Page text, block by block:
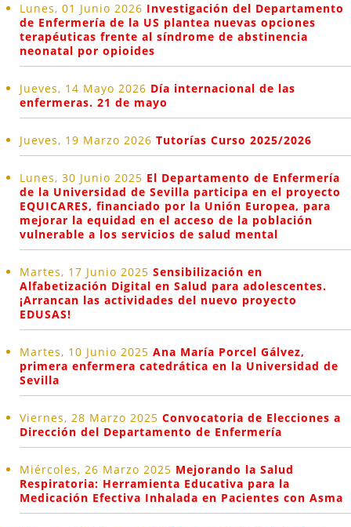
Lunes, 01 Junio 2026 Investigación del Departamento
de Enfermería de la US plantea nuevas opciones
terapéuticas frente al síndrome de abstinencia
neonatal por opioides
Jueves, 14 Mayo 2026 Día internacional de las
enfermeras. 21 de mayo
Jueves, 19 Marzo 2026 Tutorías Curso 2025/2026
Lunes, 30 Junio 2025 El Departamento de Enfermería
de la Universidad de Sevilla participa en el proyecto
EQUICARES, financiado por la Unión Europea, para
mejorar la equidad en el acceso de la población
vulnerable a los servicios de salud mental
Martes, 17 Junio 2025 Sensibilización en
Alfabetización Digital en Salud para adolescentes.
¡Arrancan las actividades del nuevo proyecto
EDUSAS!
Martes, 10 Junio 2025 Ana María Porcel Gálvez,
primera enfermera catedrática en la Universidad de
Sevilla
Viernes, 28 Marzo 2025 Convocatoria de Elecciones a
Dirección del Departamento de Enfermería
Miércoles, 26 Marzo 2025 Mejorando la Salud
Respiratoria: Herramienta Educativa para la
Medicación Efectiva Inhalada en Pacientes con Asma